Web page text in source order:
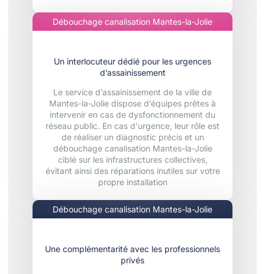
Débouchage canalisation Mantes-la-Jolie
Un interlocuteur dédié pour les urgences
d’assainissement
Le service d’assainissement de la ville de
Mantes-la-Jolie dispose d’équipes prêtes à
intervenir en cas de dysfonctionnement du
réseau public. En cas d'urgence, leur rôle est
de réaliser un diagnostic précis et un
débouchage canalisation Mantes-la-Jolie
ciblé sur les infrastructures collectives,
évitant ainsi des réparations inutiles sur votre
propre installation
Débouchage canalisation Mantes-la-Jolie
Une complémentarité avec les professionnels
privés